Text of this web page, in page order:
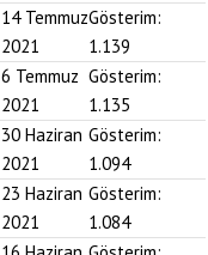
14 Temmuz
2021
Gösterim:
1.139
6 Temmuz
2021
Gösterim:
1.135
30 Haziran
2021
Gösterim:
1.094
23 Haziran
2021
Gösterim:
1.084